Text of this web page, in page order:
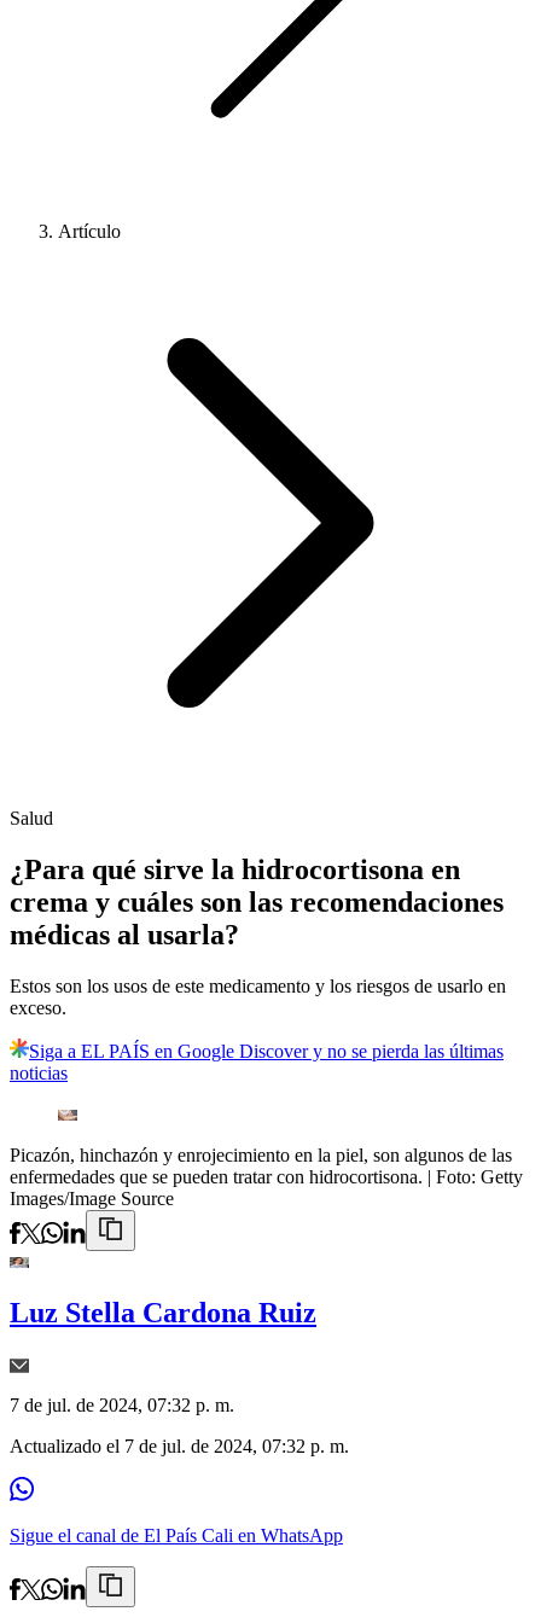
Artículo
Salud
¿Para qué sirve la hidrocortisona en
crema y cuáles son las recomendaciones
médicas al usarla?
Estos son los usos de este medicamento y los riesgos de usarlo en
exceso.
Siga a EL PAÍS en Google Discover y no se pierda las últimas
noticias
Picazón, hinchazón y enrojecimiento en la piel, son algunos de las
enfermedades que se pueden tratar con hidrocortisona. | Foto: Getty
Images/Image Source
Luz Stella Cardona Ruiz
7 de jul. de 2024, 07:32 p. m.
Actualizado el 7 de jul. de 2024, 07:32 p. m.
Sigue el canal de El País Cali en WhatsApp